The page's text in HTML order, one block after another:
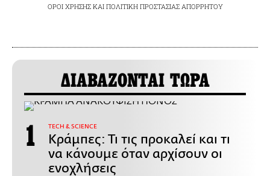
ΟΡΟΙ ΧΡΗΣΗΣΚΑΙ ΠΟΛΙΤΙΚΗ ΠΡΟΣΤΑΣΙΑΣ ΑΠΟΡΡΗΤΟΥ
ΔΙΑΒΑΖΟΝΤΑΙ ΤΩΡΑ
ΤECH & SCIENCE
Κράμπες: Τι τις προκαλεί και τι
να κάνουμε όταν αρχίσουν οι
ενοχλήσεις